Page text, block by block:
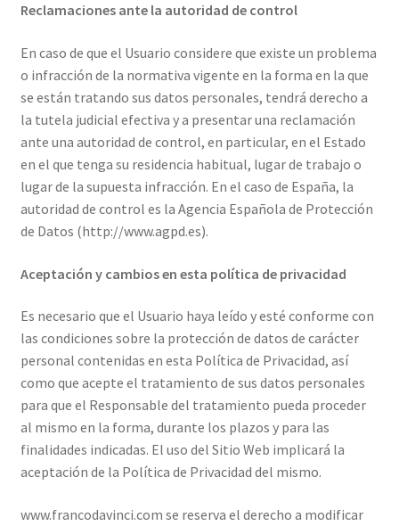
Reclamaciones ante la autoridad de control
En caso de que el Usuario considere que existe un problema
o infracción de la normativa vigente en la forma en la que
se están tratando sus datos personales, tendrá derecho a
la tutela judicial efectiva y a presentar una reclamación
ante una autoridad de control, en particular, en el Estado
en el que tenga su residencia habitual, lugar de trabajo o
lugar de la supuesta infracción. En el caso de España, la
autoridad de control es la Agencia Española de Protección
de Datos (http://www.agpd.es).
Aceptación y cambios en esta política de privacidad
Es necesario que el Usuario haya leído y esté conforme con
las condiciones sobre la protección de datos de carácter
personal contenidas en esta Política de Privacidad, así
como que acepte el tratamiento de sus datos personales
para que el Responsable del tratamiento pueda proceder
al mismo en la forma, durante los plazos y para las
finalidades indicadas. El uso del Sitio Web implicará la
aceptación de la Política de Privacidad del mismo.
www.francodavinci.com se reserva el derecho a modificar